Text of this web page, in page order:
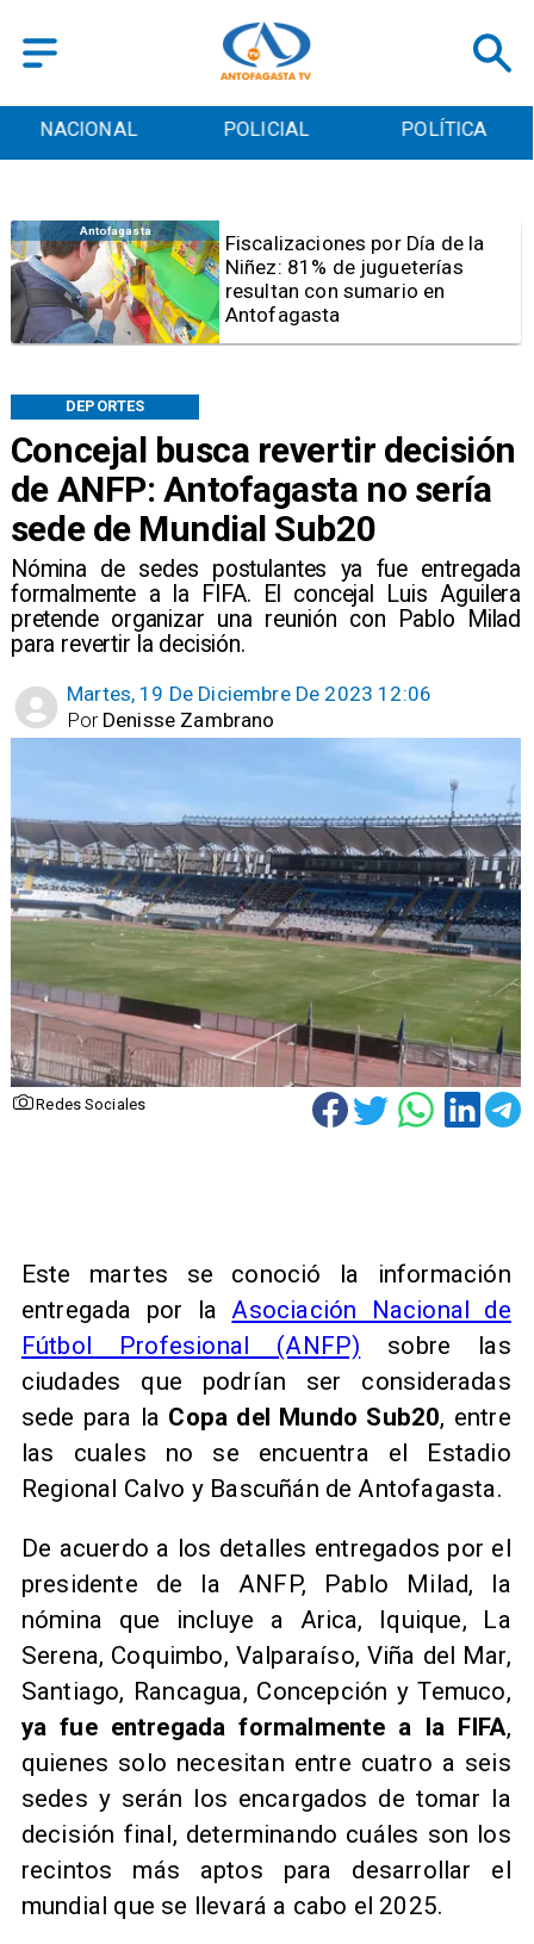
POLICIAL POLÍTICA CULTURA
Concejal busca revertir decisión
de ANFP: Antofagasta no sería
sede de Mundial Sub20
Nómina de sedes postulantes ya fue entregada
formalmente a la FIFA. El concejal Luis Aguilera
pretende organizar una reunión con Pablo Milad
para revertir la decisión.
DEPORTES
Martes, 19 De Diciembre De 2023 12:06
Denisse Zambrano
Por
Redes Sociales
Antofagasta
Tribunal frena opción de pena
mixta para Karen Rojo por ahora
Este martes se conoció la información
entregada por la Asociación Nacional de
Fútbol Profesional (ANFP) sobre las
ciudades que podrían ser consideradas
sede para la Copa del Mundo Sub20, entre
las cuales no se encuentra el Estadio
Regional Calvo y Bascuñán de Antofagasta.
De acuerdo a los detalles entregados por el
presidente de la ANFP, Pablo Milad, la
nómina que incluye a Arica, Iquique, La
Serena, Coquimbo, Valparaíso, Viña del Mar,
Santiago, Rancagua, Concepción y Temuco,
ya fue entregada formalmente a la FIFA,
quienes solo necesitan entre cuatro a seis
sedes y serán los encargados de tomar la
decisión final, determinando cuáles son los
recintos más aptos para desarrollar el
mundial que se llevará a cabo el 2025.